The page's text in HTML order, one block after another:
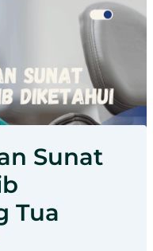
Sunat
Tua